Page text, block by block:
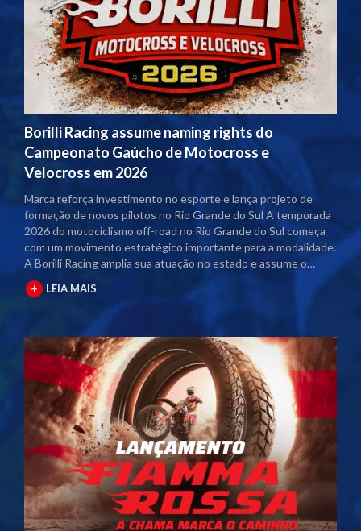
Borilli Racing assume naming rights do
Campeonato Gaúcho de Motocross e
Velocross em 2026
Marca reforça investimento no esporte e lança projeto de
formação de novos pilotos no Rio Grande do Sul A temporada
2026 do motociclismo off-road no Rio Grande do Sul começa
com um movimento estratégico importante para a modalidade.
A Borilli Racing amplia sua atuação no estado e assume o
naming rights dos principais campeonatos regionais. Com o
acordo firmado junto à Federação Gaúcha de Motociclismo
(FGM), as competições passam a contar com a marca no título
oficial. A partir desta temporada, os eventos serão
denominados Campeonato Gaúcho Borilli Racing de
Motocross e Campeonato Gaúcho Borilli Racing de Velocross.
A parceria fortalece o calendário estadual e eleva o nível das
competições. Além disso, amplia a estrutura dos eventos e
gera mais visibilidade para pilotos, equipes e patrocinadores
envolvidos. Borilli amplia protagonismo no motociclismo
gaúcho A Borilli Racing já possui uma trajetória consolidada
dentro do Campeonato Gaúcho. A marca apoia a modalidade
há cerca de uma década e, em 2026, dá um passo além ao
assumir a posição de patrocinadora máster. O novo momento
reforça o compromisso da empresa com o desenvolvimento do
esporte. A atuação direta nos campeonatos posiciona a Borilli
+ LEIA MAIS